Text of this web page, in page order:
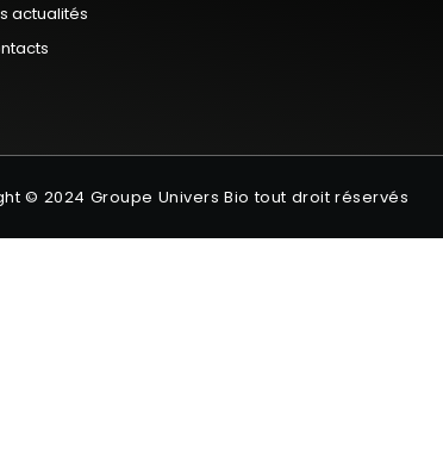
actualités
© 2024 Groupe Univers Bio tout droit réservés